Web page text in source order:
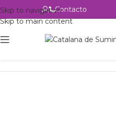
Skip to navigation
Skip to main content
Contacto